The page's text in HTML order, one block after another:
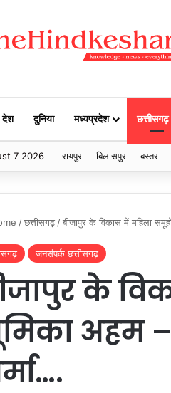
देश दुनिया मध्यप्रदेश छत्तीसगढ़
7 2026 रायपुर बिलासपुर बस्तर
/छत्तीसगढ़ /बीजापुर के विकास में महिला
जनसंपर्क छत्तीसगढ़
के
अहम